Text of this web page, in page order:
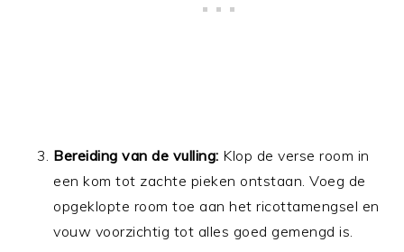
Bereiding van de vulling: Klop de verse room in
een kom tot zachte pieken ontstaan. Voeg de
opgeklopte room toe aan het ricottamengsel en
vouw voorzichtig tot alles goed gemengd is.